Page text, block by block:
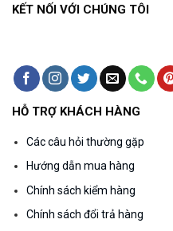
KẾT NỐI VỚI CHÚNG TÔI
HỖ TRỢ KHÁCH HÀNG
Các câu hỏi thường gặp
Hướng dẫn mua hàng
Chính sách kiểm hàng
Chính sách đổi trả hàng